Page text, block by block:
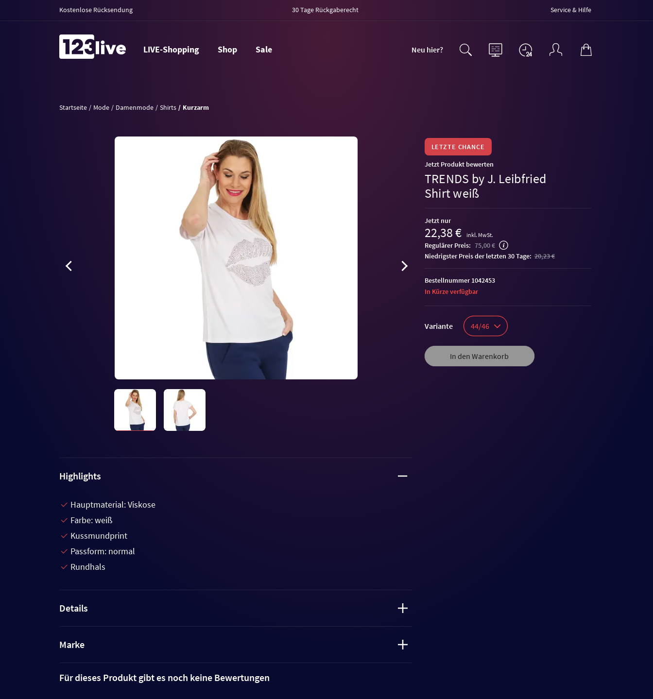
Kostenlose Rücksendung 30 Tage Rückgaberecht Service & Hilfe
LIVE-Shopping Shop Sale Neu hier?
Startseite Mode Damenmode Shirts Kurzarm
LETZTE CHANCE
Jetzt Produkt bewerten
TRENDS by J. Leibfried
Shirt weiß
Jetzt nur
22,38 € inkl. MwSt.
Regulärer Preis: 75,00 €
niedrigster Preis der letzten 30 Tage: 20,23 €
Variante 44/46
In den Warenkorb
Bestellnummer 1042453
In Kürze verfügbar
Highlights
Hauptmaterial: Viskose
Farbe: weiß
Kussmundprint
Passform: normal
Rundhals
Details
Marke
Für dieses Produkt gibt es noch keine Bewertungen